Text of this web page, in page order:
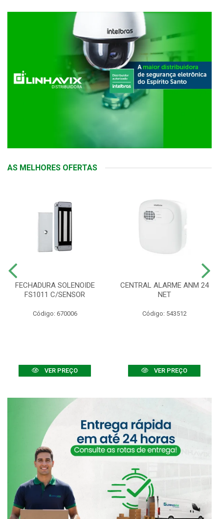
AS MELHORES OFERTAS
FECHADURA SOLENOIDE
FS1011 C/SENSOR
Código: 670006
VER PREÇO
CENTRAL ALARME ANM 24
NET
Código: 543512
VER PREÇO